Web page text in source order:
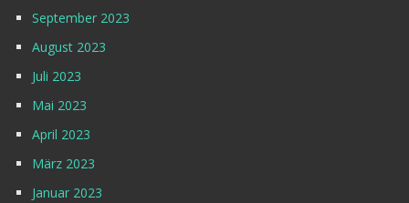
September 2023
August 2023
Juli 2023
Mai 2023
April 2023
März 2023
Januar 2023